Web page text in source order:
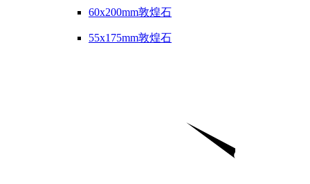
60x200mm敦煌石
55x175mm敦煌石